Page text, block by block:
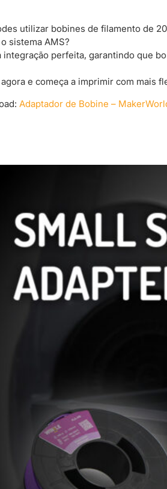
utilizar bobines de filamento de
sistema AMS?
integração perfeita, garantindo que
e começa a imprimir com mais
Adaptador de Bobine –